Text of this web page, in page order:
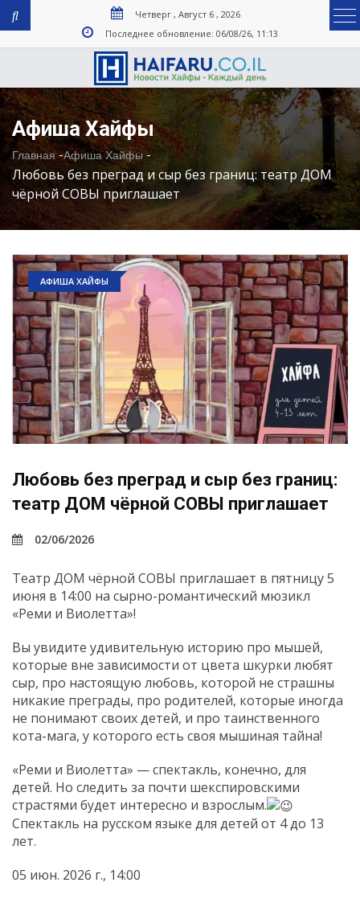
Четверг , Август 6 , 2026
Последнее обновление: 06/08/26, 11:13
Афиша Хайфы
Главная-Афиша Хайфы-
Любовь без преград и сыр без границ: театр ДОМ
чёрной СОВЫ приглашает
АФИША ХАЙФЫ
Любовь без преград и сыр без границ:
театр ДОМ чёрной СОВЫ приглашает
02/06/2026
Театр ДОМ чёрной СОВЫ приглашает в пятницу 5
июня в 14:00 на сырно-романтический мюзикл
«Реми и Виолетта»!
Вы увидите удивительную историю про мышей,
которые вне зависимости от цвета шкурки любят
сыр, про настоящую любовь, которой не страшны
никакие преграды, про родителей, которые иногда
не понимают своих детей, и про таинственного
кота-мага, у которого есть своя мышиная тайна!
«Реми и Виолетта» — спектакль, конечно, для
детей. Но следить за почти шекспировскими
страстями будет интересно и взрослым.
Спектакль на русском языке для детей от 4 до 13
лет.
05 июн. 2026 г., 14:00